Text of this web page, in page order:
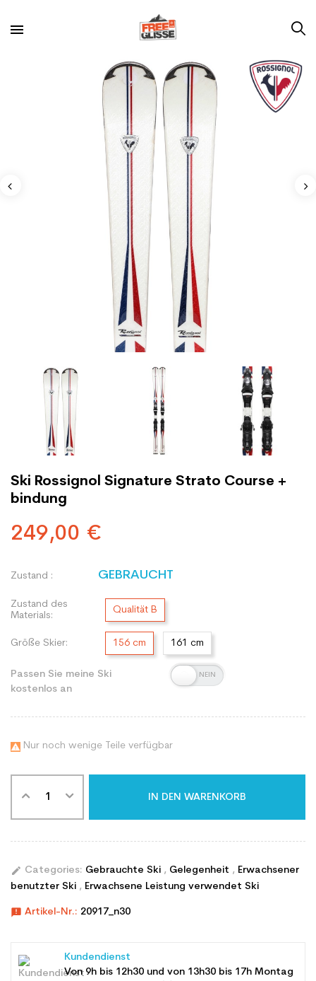
Ski Rossignol Signature Strato Course +
bindung
249,00 €
Zustand : GEBRAUCHT
Zustand des
Materials:
Qualität B
Größe Skier: 156 cm 161 cm
Passen Sie meine Ski
kostenlos an
 Nur noch wenige Teile verfügbar
IN DEN WARENKORB
edit Categories: Gebrauchte Ski , Gelegenheit , Erwachsener
benutzter Ski , Erwachsene Leistung verwendet Ski
announcement Artikel-Nr.: 20917_n30
Kundendienst
Von 9h bis 12h30 und von 13h30 bis 17h Montag